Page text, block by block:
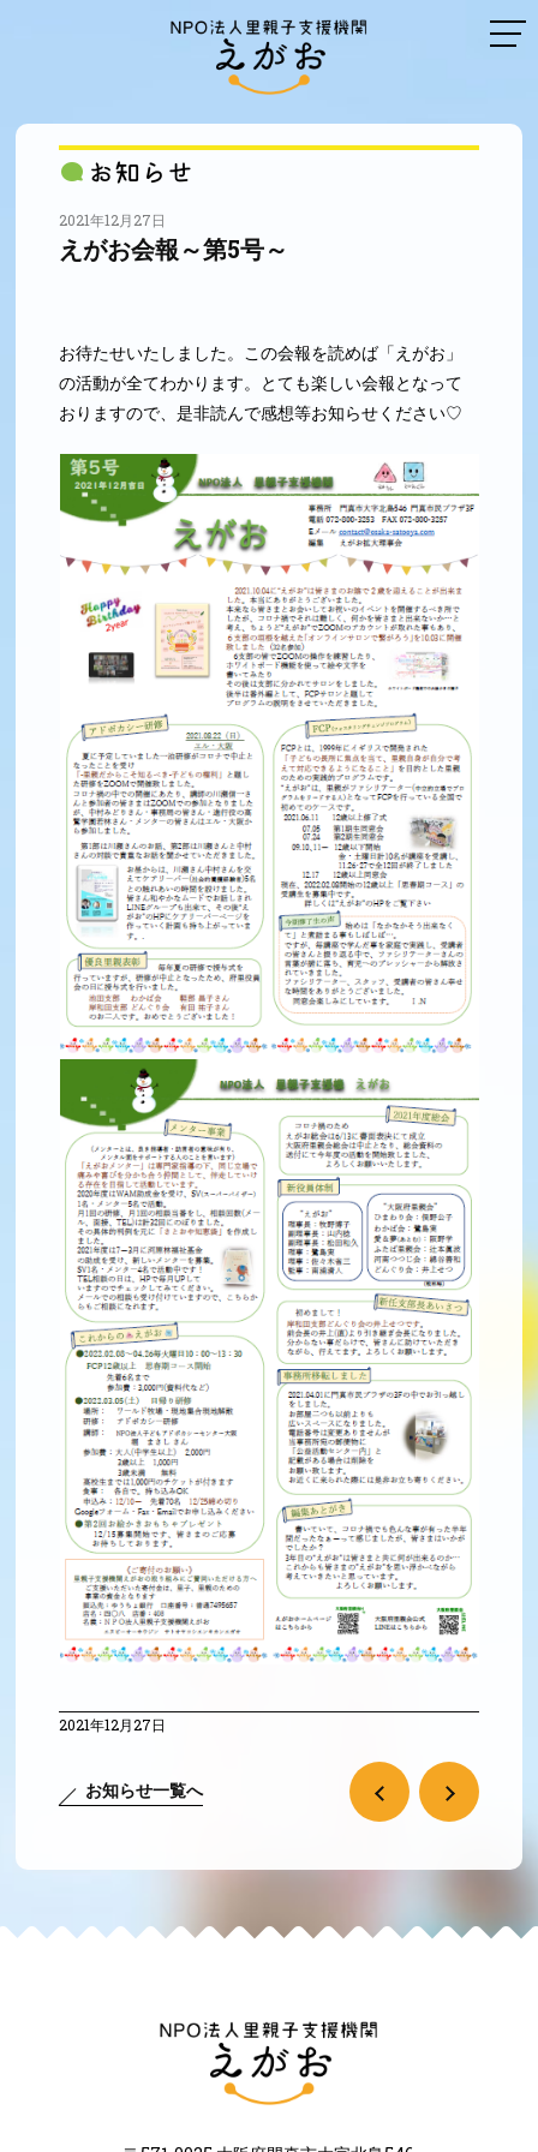
2021年12月27日
えがお会報～第5号～
お待たせいたしました。この会報を読めば「えがお」
の活動が全てわかります。とても楽しい会報となって
おりますので、是非読んで感想等お知らせください♡
2021年12月27日
お知らせ一覧へ